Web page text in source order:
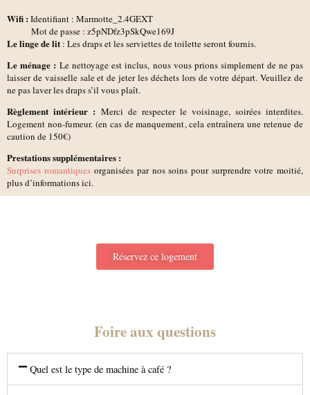
Wifi : Identifiant : Marmotte_2.4GEXT
Mot de passe : z5pNDfz3pSkQwe169J
Le linge de lit : Les draps et les serviettes de toilette seront fournis.
Le ménage : Le nettoyage est inclus, nous vous prions simplement de ne pas
laisser de vaisselle sale et de jeter les déchets lors de votre départ. Veuillez de
ne pas laver les draps s’il vous plaît.
Règlement intérieur : Merci de respecter le voisinage, soirées interdites.
Logement non-fumeur. (en cas de manquement, cela entraînera une retenue de
caution de 150€)
Prestations supplémentaires :
Surprises romantiques organisées par nos soins pour surprendre votre moitié,
plus d’informations ici.
Réservez ce logement
Foire aux questions
Quel est le type de machine à café ?